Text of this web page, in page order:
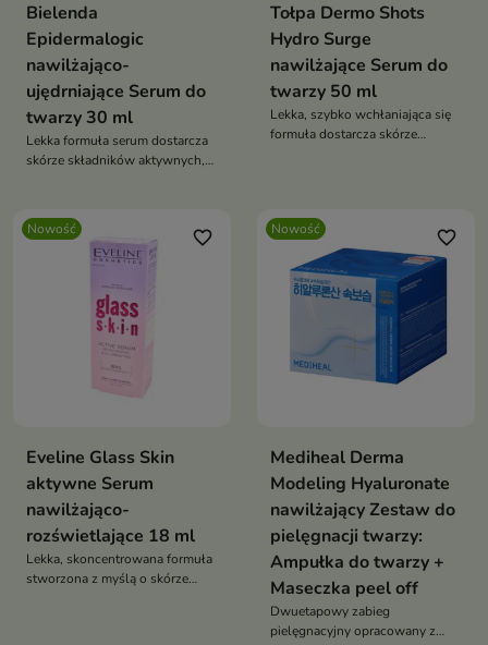
Bielenda
Epidermalogic
nawilżająco-
ujędrniające Serum do
twarzy 30 ml
Lekka formuła serum dostarcza
skórze składników aktywnych,
Tołpa Dermo Shots
Hydro Surge
nawilżające Serum do
twarzy 50 ml
Lekka, szybko wchłaniająca się
formuła dostarcza skórze
Nowość favorite_border
Eveline Glass Skin
aktywne Serum
nawilżająco-
rozświetlające 18 ml
Lekka, skoncentrowana formuła
stworzona z myślą o skórze
Nowość favorite_border
Mediheal Derma
Modeling Hyaluronate
nawilżający Zestaw do
pielęgnacji twarzy:
Ampułka do twarzy +
Maseczka peel off
Dwuetapowy zabieg
pielęgnacyjny opracowany z